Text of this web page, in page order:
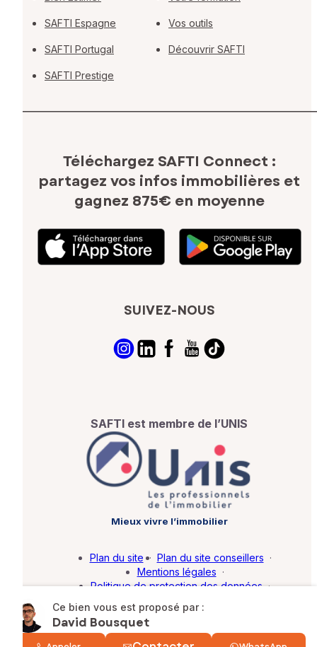
Ce bien vous est proposé par :
David Bousquet
SAFTI Espagne
SAFTI Portugal
SAFTI Prestige
Vos outils
Découvrir SAFTI
Téléchargez SAFTI Connect :
partagez vos infos immobilières et
gagnez 875€ en moyenne
SUIVEZ-NOUS
SAFTI est membre de l’UNIS
Mieux vivre l’immobilier
© SAFTI 2026. Tous droits réservés.
Plan du site · Plan du site conseillers ·
Mentions légales ·
Politique de protection des données ·